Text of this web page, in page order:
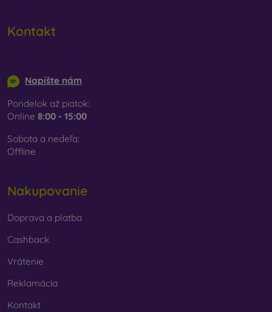
Kontakt
Napíšte nám
Pondelok až piatok:
Online 8:00 - 15:00
Sobota a nedeľa:
Offline
Nakupovanie
Doprava a platba
Cashback
Vrátenie
Reklamácia
Kontakt